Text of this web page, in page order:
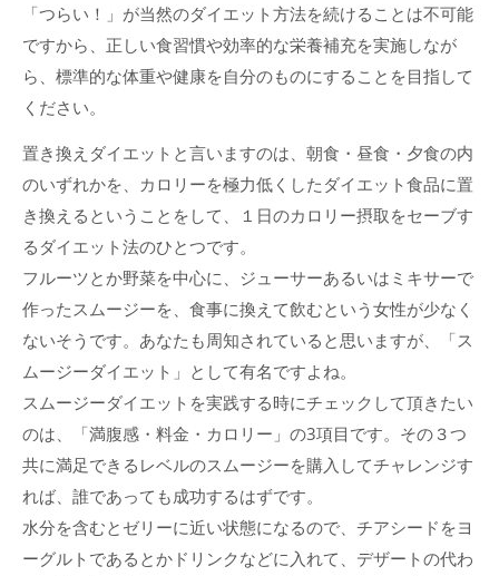
「つらい！」が当然のダイエット方法を続けることは不可能
ですから、正しい食習慣や効率的な栄養補充を実施しなが
ら、標準的な体重や健康を自分のものにすることを目指して
ください。
置き換えダイエットと言いますのは、朝食・昼食・夕食の内
のいずれかを、カロリーを極力低くしたダイエット食品に置
き換えるということをして、１日のカロリー摂取をセーブす
るダイエット法のひとつです。
フルーツとか野菜を中心に、ジューサーあるいはミキサーで
作ったスムージーを、食事に換えて飲むという女性が少なく
ないそうです。あなたも周知されていると思いますが、「ス
ムージーダイエット」として有名ですよね。
スムージーダイエットを実践する時にチェックして頂きたい
のは、「満腹感・料金・カロリー」の3項目です。その３つ
共に満足できるレベルのスムージーを購入してチャレンジす
れば、誰であっても成功するはずです。
水分を含むとゼリーに近い状態になるので、チアシードをヨ
ーグルトであるとかドリンクなどに入れて、デザートの代わ